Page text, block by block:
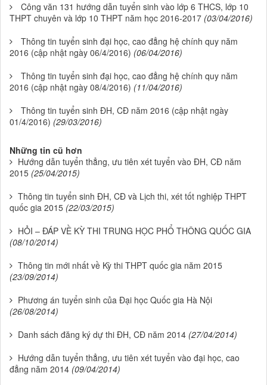
Công văn 131 hướng dẫn tuyển sinh vào lớp 6 THCS, lớp 10
THPT chuyên và lớp 10 THPT năm học 2016-2017 (03/04/2016)
Thông tin tuyển sinh đại học, cao đẳng hệ chính quy năm
2016 (cập nhật ngày 06/4/2016) (06/04/2016)
Thông tin tuyển sinh đại học, cao đẳng hệ chính quy năm
2016 (cập nhật ngày 08/4/2016) (11/04/2016)
Thông tin tuyển sinh ĐH, CĐ năm 2016 (cập nhật ngày
01/4/2016) (29/03/2016)
Những tin cũ hơn
Hướng dẫn tuyển thẳng, ưu tiên xét tuyển vào ĐH, CĐ năm
2015 (25/04/2015)
Thông tin tuyển sinh ĐH, CĐ và Lịch thi, xét tốt nghiệp THPT
quốc gia 2015 (22/03/2015)
HỎI – ĐÁP VỀ KỲ THI TRUNG HỌC PHỔ THÔNG QUỐC GIA
(08/10/2014)
Thông tin mới nhất về Kỳ thi THPT quốc gia năm 2015
(23/09/2014)
Phương án tuyển sinh của Đại học Quốc gia Hà Nội
(26/08/2014)
Danh sách đăng ký dự thi ĐH, CĐ năm 2014 (27/04/2014)
Hướng dẫn tuyển thẳng, ưu tiên xét tuyển vào đại học, cao
đẳng năm 2014 (09/04/2014)